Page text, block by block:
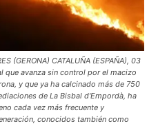
(GERONA) CATALUÑA (ESPAÑA), 03
que avanza sin control por el macizo
y que ya ha calcinado más de 750
de La Bisbal d'Empordà, ha
cada vez más frecuente y
conocidos también como